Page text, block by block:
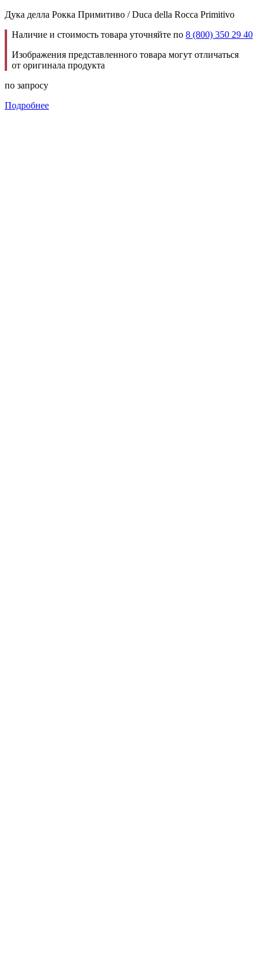
Дука делла Рокка Примитиво / Duca della Rocca Primitivo
Наличие и стоимость товара уточняйте по 8 (800) 350 29 40
Изображения представленного товара могут отличаться
от оригинала продукта
по запросу
Подробнее